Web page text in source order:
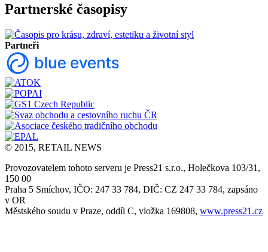
Partnerské časopisy
Partneři
© 2015, RETAIL NEWS
Provozovatelem tohoto serveru je Press21 s.r.o., Holečkova 103/31,
150 00
Praha 5 Smíchov, IČO: 247 33 784, DIČ: CZ 247 33 784, zapsáno
v OR
Městského soudu v Praze, oddíl C, vložka 169808, www.press21.cz